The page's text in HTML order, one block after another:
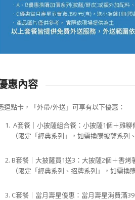
惠內容
逗點卡，「外帶/外送」可享有以下優惠：
A套餐｜小披薩組合餐：小披薩1個＋雞
（限定「經典系列」，如需換購披薩系列
B套餐｜大披薩買1送3：大披薩2個＋香
（限定「經典系列、招牌系列」，如需換
C套餐｜當月壽星優惠：當月壽星消費滿